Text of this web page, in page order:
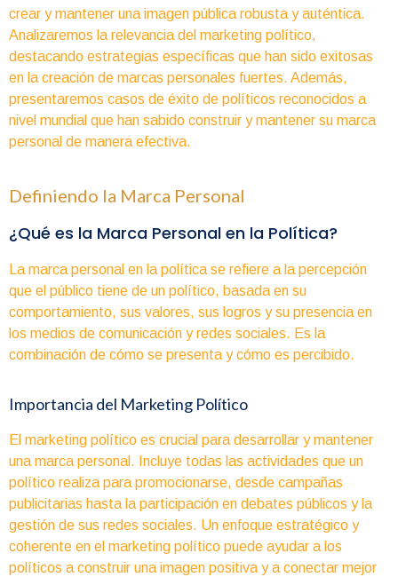
crear y mantener una imagen pública robusta y auténtica.
Analizaremos la relevancia del marketing político,
destacando estrategias específicas que han sido exitosas
en la creación de marcas personales fuertes. Además,
presentaremos casos de éxito de políticos reconocidos a
nivel mundial que han sabido construir y mantener su marca
personal de manera efectiva.
Definiendo la Marca Personal
¿Qué es la Marca Personal en la Política?
La marca personal en la política se refiere a la percepción
que el público tiene de un político, basada en su
comportamiento, sus valores, sus logros y su presencia en
los medios de comunicación y redes sociales. Es la
combinación de cómo se presenta y cómo es percibido.
Importancia del Marketing Político
El marketing político es crucial para desarrollar y mantener
una marca personal. Incluye todas las actividades que un
político realiza para promocionarse, desde campañas
publicitarias hasta la participación en debates públicos y la
gestión de sus redes sociales. Un enfoque estratégico y
coherente en el marketing político puede ayudar a los
políticos a construir una imagen positiva y a conectar mejor